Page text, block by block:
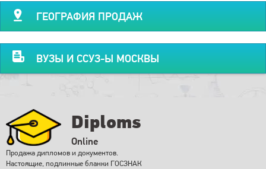
ГЕОГРАФИЯ ПРОДАЖ
ВУЗЫ И ССУЗ-Ы МОСКВЫ
Diploms
Online
Продажа дипломов и документов.
Настоящие, подлинные бланки ГОСЗНАК